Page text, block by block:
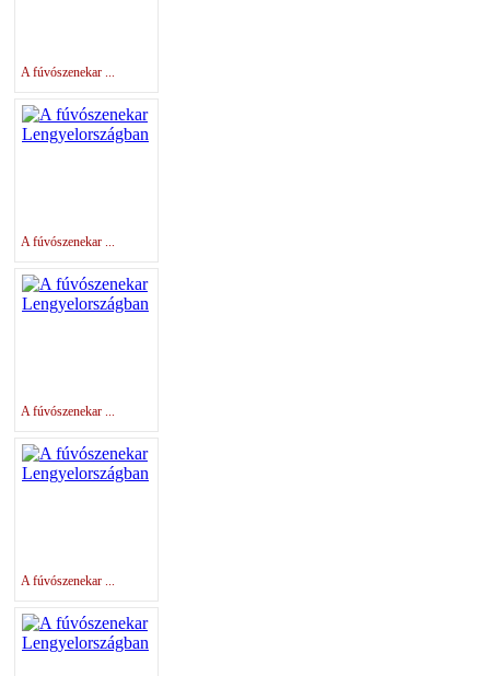
A fúvószenekar ...
A fúvószenekar ...
A fúvószenekar ...
A fúvószenekar ...